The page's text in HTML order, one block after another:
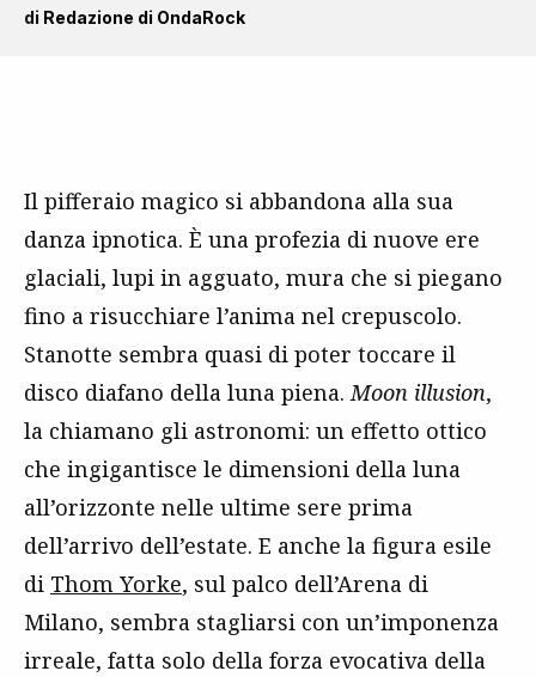
di Redazione di OndaRock
Il pifferaio magico si abbandona alla sua
danza ipnotica. È una profezia di nuove ere
glaciali, lupi in agguato, mura che si piegano
fino a risucchiare l’anima nel crepuscolo.
Stanotte sembra quasi di poter toccare il
disco diafano della luna piena.Moon illusion,
la chiamano gli astronomi: un effetto ottico
che ingigantisce le dimensioni della luna
all’orizzonte nelle ultime sere prima
dell’arrivo dell’estate. E anche la figura esile
di Thom Yorke, sul palco dell’Arena di
Milano, sembra stagliarsi con un’imponenza
irreale, fatta solo della forza evocativa della